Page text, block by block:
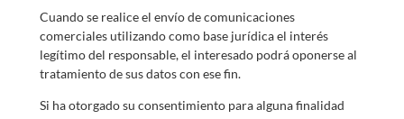
Cuando se realice el envío de comunicaciones
comerciales utilizando como base jurídica el interés
legítimo del responsable, el interesado podrá oponerse al
tratamiento de sus datos con ese fin.
Si ha otorgado su consentimiento para alguna finalidad